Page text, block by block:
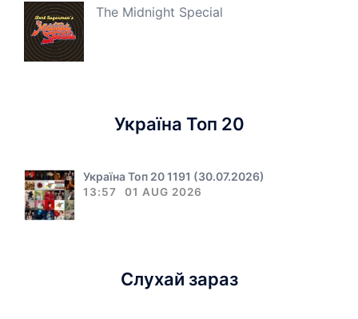
The Midnight Special
Україна Топ 20
Україна Топ 20 1191 (30.07.2026)
13:57 01 AUG 2026
Слухай зараз